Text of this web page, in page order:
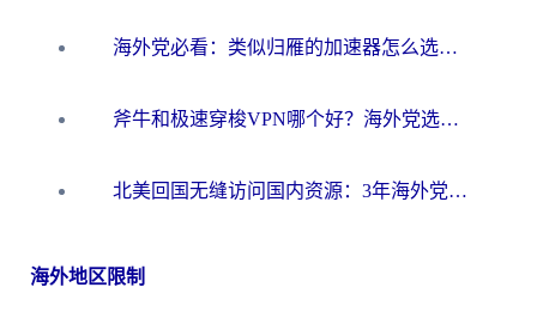
海外党必看：类似归雁的加速器怎么选？一篇搞定无缝访问国内资源
斧牛和极速穿梭VPN哪个好？海外党选回国加速器必看的真实对比与避坑指南
北美回国无缝访问国内资源：3年海外党亲测的加速器选择指南
海外地区限制